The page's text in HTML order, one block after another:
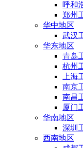
呼和
郑州
华中地区
武汉
华东地区
青岛
杭州
上海
南京
南昌
厦门
华南地区
深圳
西南地区